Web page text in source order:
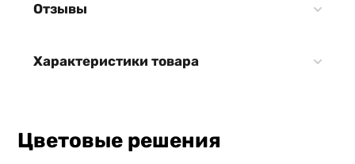
Отзывы
Характеристики товара
Цветовые решения